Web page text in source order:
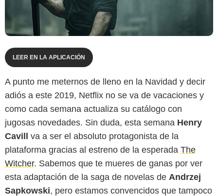
LEER EN LA APLICACIÓN
A punto me meternos de lleno en la Navidad y decir
adiós a este 2019, Netflix no se va de vacaciones y
como cada semana actualiza su catálogo con
jugosas novedades. Sin duda, esta semana Henry
Cavill va a ser el absoluto protagonista de la
plataforma gracias al estreno de la esperada The
Witcher. Sabemos que te mueres de ganas por ver
esta adaptación de la saga de novelas de Andrzej
Sapkowski, pero estamos convencidos que tampoco